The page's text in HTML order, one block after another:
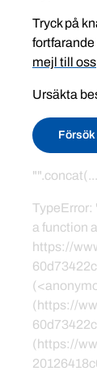
Tryck på
fortfarande
mejl till oss
Ursäkta
Försök
TypeError:
a function
https://
(https://
(https://